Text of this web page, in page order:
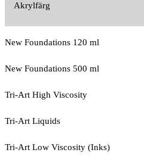
Akrylfärg
New Foundations 120 ml
New Foundations 500 ml
Tri-Art High Viscosity
Tri-Art Liquids
Tri-Art Low Viscosity (Inks)